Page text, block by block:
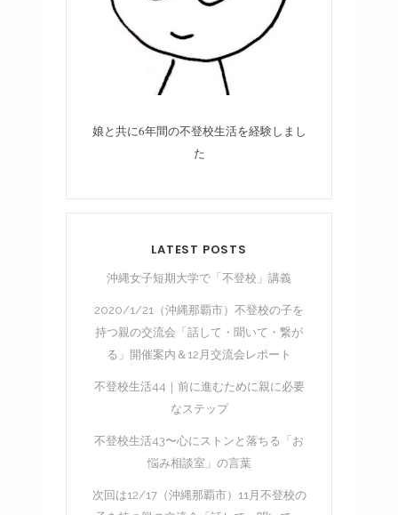
娘と共に6年間の不登校生活を経験しまし
た
LATEST POSTS
沖縄女子短期大学で「不登校」講義
2020/1/21（沖縄那覇市）不登校の子を
持つ親の交流会「話して・聞いて・繋が
る」開催案内＆12月交流会レポート
不登校生活44｜前に進むために親に必要
なステップ
不登校生活43〜心にストンと落ちる「お
悩み相談室」の言葉
次回は12/17（沖縄那覇市）11月不登校の